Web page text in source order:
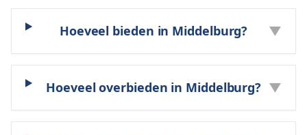
Hoeveel bieden in Middelburg? ▼
Hoeveel overbieden in Middelburg? ▼